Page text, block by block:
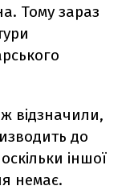
Тому зараз
відзначили,
до
іншої
немає.